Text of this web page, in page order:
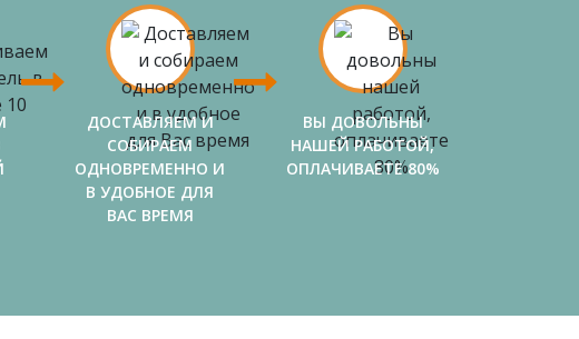
ДОСТАВЛЯЕМ И
СОБИРАЕМ
ОДНОВРЕМЕННО И
В УДОБНОЕ ДЛЯ
ВАС ВРЕМЯ
ВЫ ДОВОЛЬНЫ
НАШЕЙ РАБОТОЙ,
ОПЛАЧИВАЕТЕ 80%